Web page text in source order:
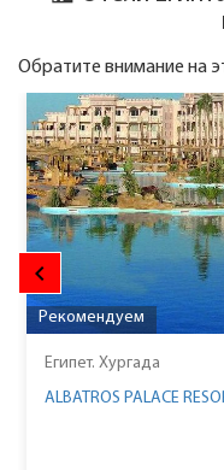
Обратите внимание на
keyboard_arrow_left
Рекомендуем
Египет. Хургада
ALBATROS PALACE